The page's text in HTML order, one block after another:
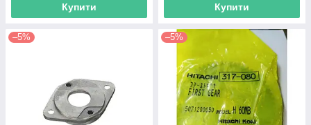
Купити Купити
–5% –5%